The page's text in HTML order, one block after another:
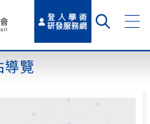
導覽